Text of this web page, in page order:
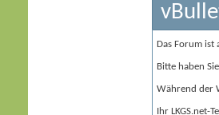
Das Forum ist
Bitte haben
Während der
Ihr LKGS.net-